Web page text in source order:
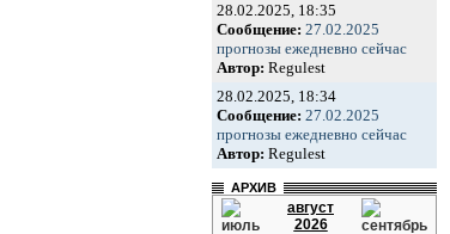
28.02.2025, 18:35
Сообщение: 27.02.2025
прогнозы ежедневно сейчас
Автор: Regulest
28.02.2025, 18:34
Сообщение: 27.02.2025
прогнозы ежедневно сейчас
Автор: Regulest
АРХИВ
август
2026